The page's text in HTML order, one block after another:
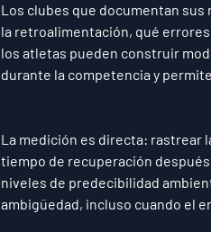
Los clubes que documentan
la retroalimentación, qué
los atletas pueden construir
durante la competencia y
La medición es directa: rastrear
tiempo de recuperación
niveles de predecibilidad
ambigüedad, incluso cuando el